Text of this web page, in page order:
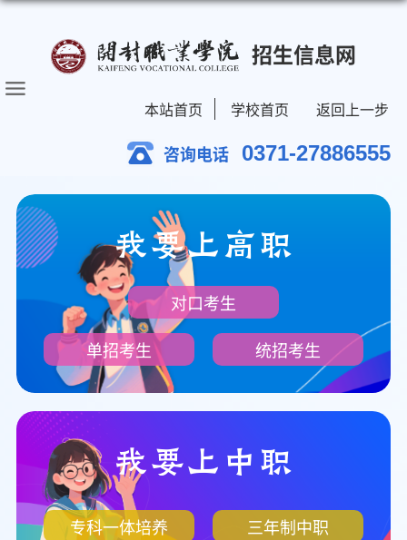
招生信息网
本站首页 学校首页 返回上一步
咨询电话 0371-27886555
我要上高职
对口考生
单招考生
统招考生
我要上中职
专科一体培养 三年制中职